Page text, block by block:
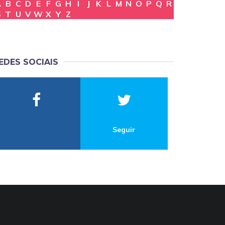
B C D E F G H I J K L M N O P Q R
T U V W X Y Z
SOCIAIS
Seguir